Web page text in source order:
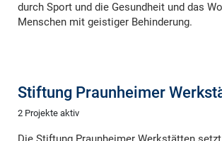
durch Sport und die Gesundheit und das
Menschen mit geistiger Behinderung.
Stiftung Praunheimer
2 Projekte aktiv